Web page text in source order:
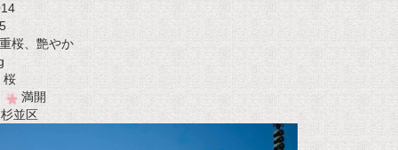
5
桜、艶やか
桜
満開
並区